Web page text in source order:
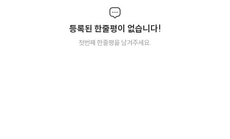
등록된 한줄평이 없습니다!
첫번째 한줄평을 남겨주세요.